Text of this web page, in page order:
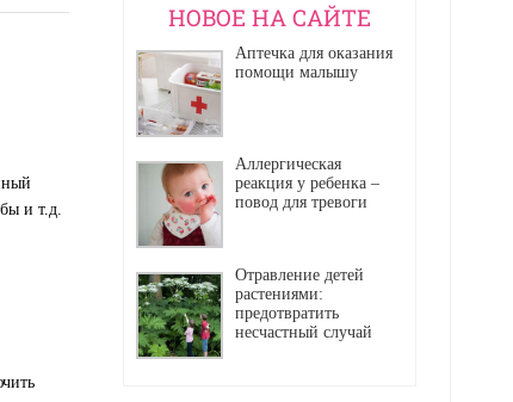
и т.д.
НОВОЕ НА САЙТЕ
Аптечка для оказания
помощи малышу
Аллергическая
реакция у ребенка –
повод для тревоги
Отравление детей
растениями:
предотвратить
несчастный случай